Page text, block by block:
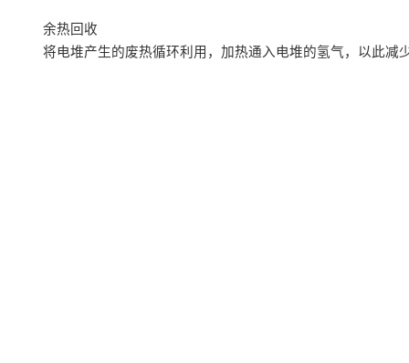
余热回收
将电堆产生的废热循环利用，加热通入电堆的氢气，以此减